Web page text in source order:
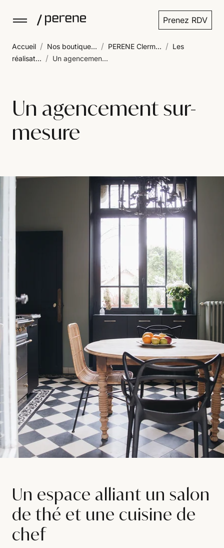
Prenez RDV
Accueil / Nos boutique... / PERENE Clerm... / Les
réalisat... / Un agencemen...
Un agencement sur-
mesure
Un espace alliant un salon
de thé et une cuisine de
chef